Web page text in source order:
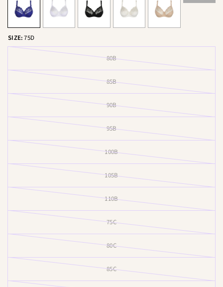
model er ideel til kvinder med en meget dyb og
fyldig barm. Med U-formet ballet back giver
denne model optimal support. Ballet back
karakteriseres ved stroppernes placering på
bagstykket, som danner en U-form. U-formen
omslutter kroppen tættere for bedre support og
støtte samt fastholder stroppernes placering på
Materiale: 55% polyamid, 27% polyester, 11%
bomuld, 7% elastan
SIZE:75D
80B
85B
90B
95B
100B
105B
110B
75C
80C
85C